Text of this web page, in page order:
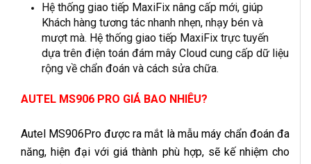
Hệ thống giao tiếp MaxiFix nâng cấp mới, giúp
Khách hàng tương tác nhanh nhẹn, nhạy bén và
mượt mà. Hệ thống giao tiếp MaxiFix trực tuyến
dựa trên điện toán đám mây Cloud cung cấp dữ liệu
rộng về chẩn đoán và cách sửa chữa.
AUTEL MS906 PRO GIÁ BAO NHIÊU?
Autel MS906Pro được ra mắt là mẫu máy chẩn đoán đa
năng, hiện đại với giá thành phù hợp, sẽ kế nhiệm cho